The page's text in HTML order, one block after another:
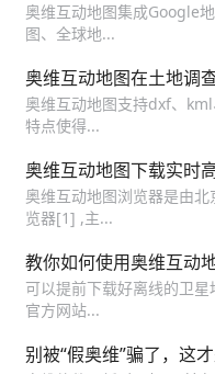
奥维互动地图集成Google
图、全球地...
奥维互动地图在土地调
奥维互动地图支持dxf、
特点使得...
奥维互动地图下载实时
奥维互动地图浏览器是由
览器[1] ,主...
教你如何使用奥维互
可以提前下载好离线的卫
官方网站...
别被“假奥维”骗了，这